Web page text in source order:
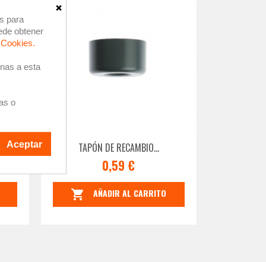
TAPÓN DE RECAMBIO...
0,59 €
 AÑADIR AL CARRITO
×
para
obtener
a esta
o
Aceptar